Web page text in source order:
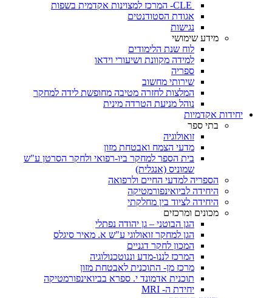
אגודת הסטודנטים
נגישות
מידע שימושי
לוח שנת הלימודים
למידה מקוונת ושיעורי וידאו
ספריה
שירותי מחשוב
המלצות לחזרה מטיבה מחופשת לידה למחקר
נוהל מניעת הטרדה מינית
יחידות אקדמיות
בתי ספר
זואולוגיה
מדעי הצמח ואבטחת מזון
בית הספר למחקר ביו-רפואי ולחקר הסרטן ע"ש
שמוניס (אנגלית)
הספריה למדעי החיים ולרפואה
היחידה לביואינפורמטיקה
היחידה לציוד בין מחלקתי
מכונים ומרכזים
הגן הבוטני – גן יהודה נפתלי
הגן למחקר זואולוגי ע"ש א. מאיר סיגלס
המכון לחקר דגניים
המרכז לננו-מדע וננוטכנולוגיה
מרכז מן- התוכנית לאבטחת מזון
תוכנית אדמונד י. ספרא בביואינפורמטיקה
יחידת ה- MRI